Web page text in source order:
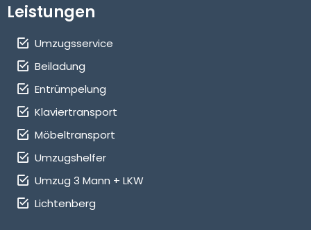
Leistungen
Umzugsservice
Beiladung
Entrümpelung
Klaviertransport
Möbeltransport
Umzugshelfer
Umzug 3 Mann + LKW
Lichtenberg